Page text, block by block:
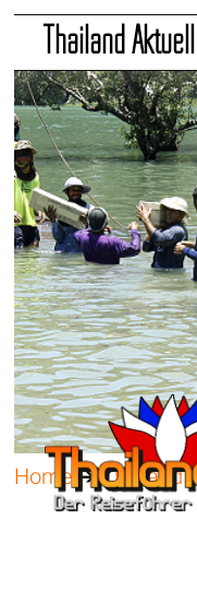
Thailand Aktuell
Home➔Thailand